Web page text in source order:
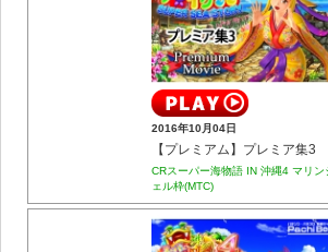
2016年10月04日
【プレミアム】プレミア集3
CRスーパー海物語 IN 沖縄4 マリン
ェル枠(MTC)